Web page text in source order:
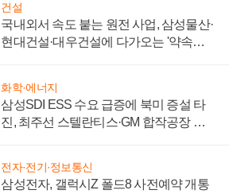
건설
국내외서 속도 붙는 원전 사업, 삼성물산·
현대건설·대우건설에 다가오는 '약속의
화학·에너지
삼성SDI ESS 수요 급증에 북미 증설 타
진, 최주선 스텔란티스·GM 합작공장 건
전자·전기·정보통신
삼성전자, 갤럭시Z 폴드8 사전예약 개통